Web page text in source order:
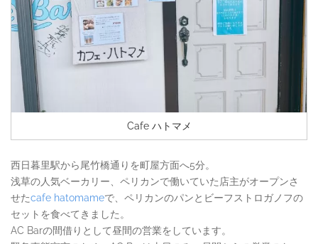
Cafe ハトマメ
西日暮里駅から尾竹橋通りを町屋方面へ5分。
浅草の人気ベーカリー、ペリカンで働いていた店主がオープンさ
せたcafe hatomameで、ペリカンのパンとビーフストロガノフの
セットを食べてきました。
AC Barの間借りとして昼間の営業をしています。